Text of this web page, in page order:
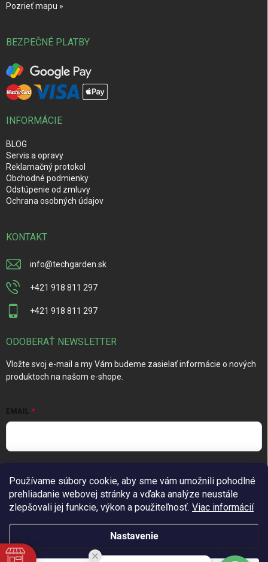
Používame súbory cookie, aby sme vám umožnili pohodlné
prehliadanie webovej stránky a vďaka analýze neustále
zlepšovali jej funkcie, výkon a použiteľnosť. Viac informácií
Nastavenie
Pozrieť mapu »
BEZPEČNÉ PLATBY
INFORMÁCIE
BLOG
Servis a opravy
Reklamačný protokol
Obchodné podmienky
Odstúpenie od zmluvy
Ochrana osobných údajov
KONTAKT
info@techgarden.sk
+421 918 811 297
+421 918 811 297
ODOBERAŤ NEWSLETTER
Vložte svoj e-mail a my Vám budeme zasielať informácie o nových
produktoch na našom e-shope.
EMAIL
údajov
Prihlásiť sa
Copyright 2026TechGarden.sk . Všetky práva vyhradené.Upraviť